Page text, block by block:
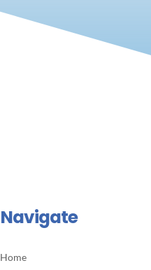
Navigate
Home